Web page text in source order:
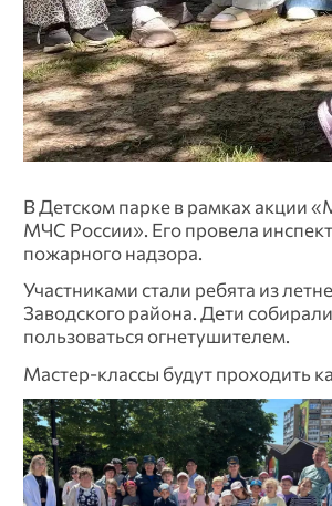
В Детском парке в рамках акции
МЧС России». Его провела
пожарного надзора.
Участниками стали ребята из
Заводского района. Дети
пользоваться огнетушителем.
Мастер‑классы будут проходить